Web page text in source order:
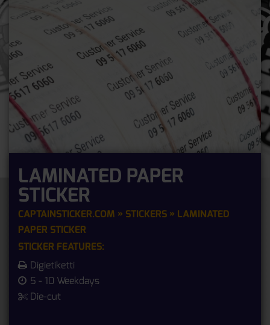
LAMINATED PAPER
STICKER
CAPTAINSTICKER.COM » STICKERS » LAMINATED
PAPER STICKER
STICKER FEATURES:
Digietiketti
5 - 10 Weekdays
Die-cut